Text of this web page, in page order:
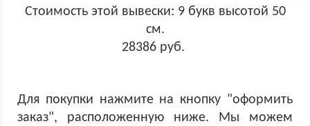
Стоимость этой вывески: 9 букв высотой 50
см.
28386 руб.
Для покупки нажмите на кнопку "оформить
заказ", расположенную ниже. Мы можем